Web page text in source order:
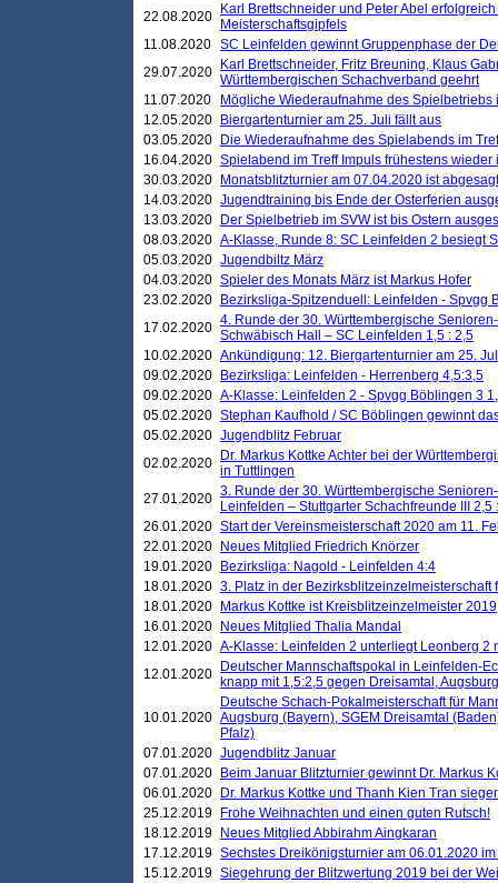
22.08.2020
Karl Brettschneider und Peter Abel
Meisterschaftsgipfels
11.08.2020 SC Leinfelden gewinnt Gruppenphase der
29.07.2020
Karl Brettschneider, Fritz Breuning, Klaus
Württembergischen Schachverband geehrt
11.07.2020
Mögliche Wiederaufnahme des Spielbetriebs
12.05.2020
Biergartenturnier am 25. Juli fällt aus
03.05.2020
Die Wiederaufnahme des Spielabends im
16.04.2020 Spielabend im Treff Impuls frühestens wieder
30.03.2020
Monatsblitzturnier am 07.04.2020 ist abgesagt
14.03.2020 Jugendtraining bis Ende der Osterferien
13.03.2020
Der Spielbetrieb im SVW ist bis Ostern
08.03.2020 A-Klasse, Runde 8: SC Leinfelden 2 besiegt
05.03.2020 Jugendbiltz März
04.03.2020 Spieler des Monats März ist Markus Hofer
23.02.2020
Bezirksliga-Spitzenduell: Leinfelden - Spvgg
17.02.2020 4. Runde der 30. Württembergische
Schwäbisch Hall – SC Leinfelden 1,5 : 2,5
10.02.2020 Ankündigung: 12. Biergartenturnier am 25.
09.02.2020
Bezirksliga: Leinfelden - Herrenberg 4,5:3,5
09.02.2020 A-Klasse: Leinfelden 2 - Spvgg Böblingen 3
05.02.2020 Stephan Kaufhold / SC Böblingen gewinnt
05.02.2020 Jugendblitz Februar
02.02.2020
Dr. Markus Kottke Achter bei der
in Tuttlingen
27.01.2020 3. Runde der 30. Württembergische
Leinfelden – Stuttgarter Schachfreunde III 2,5
26.01.2020 Start der Vereinsmeisterschaft 2020 am 11.
22.01.2020
Neues Mitglied Friedrich Knörzer
19.01.2020
Bezirksliga: Nagold - Leinfelden 4:4
18.01.2020 3. Platz in der Bezirksblitzeinzelmeisterschaft
18.01.2020
Markus Kottke ist Kreisblitzeinzelmeister 2019
16.01.2020
Neues Mitglied Thalia Mandal
12.01.2020 A-Klasse: Leinfelden 2 unterliegt Leonberg 2
12.01.2020
Deutscher Mannschaftspokal in Leinfelden-
knapp mit 1,5:2,5 gegen Dreisamtal,
10.01.2020
Deutsche Schach-Pokalmeisterschaft für
Augsburg (Bayern), SGEM Dreisamtal
Pfalz)
07.01.2020 Jugendblitz Januar
07.01.2020
Beim Januar Blitzturnier gewinnt Dr. Markus
06.01.2020
Dr. Markus Kottke und Thanh Kien Tran
25.12.2019
Frohe Weihnachten und einen guten Rutsch!
18.12.2019
Neues Mitglied Abbirahm Aingkaran
17.12.2019 Sechstes Dreikönigsturnier am 06.01.2020
15.12.2019 Siegehrung der Blitzwertung 2019 bei der